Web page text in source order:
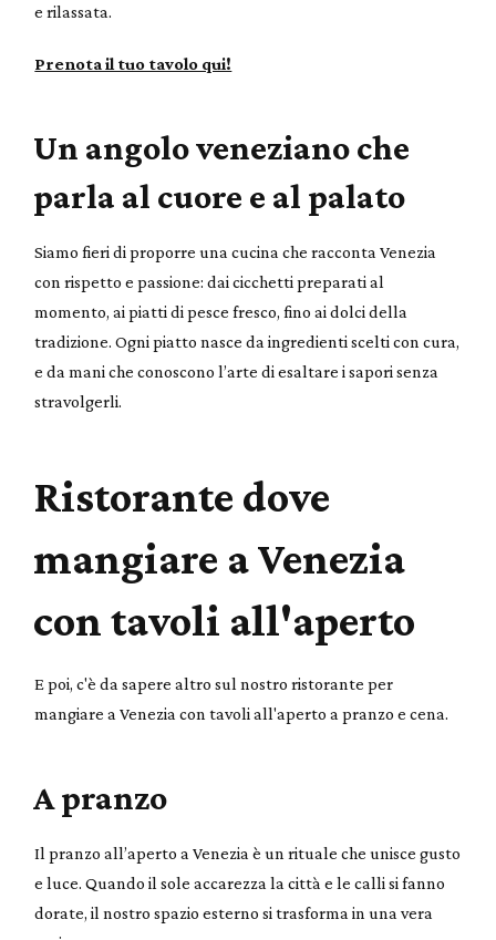
e rilassata.
Prenota il tuo tavolo qui!
Un angolo veneziano che
parla al cuore e al palato
Siamo fieri di proporre una cucina che racconta Venezia
con rispetto e passione: dai cicchetti preparati al
momento, ai piatti di pesce fresco, fino ai dolci della
tradizione. Ogni piatto nasce da ingredienti scelti con cura,
e da mani che conoscono l’arte di esaltare i sapori senza
stravolgerli.
Ristorante dove
mangiare a Venezia
con tavoli all'aperto
E poi, c'è da sapere altro sul nostro ristorante per
mangiare a Venezia con tavoli all'aperto a pranzo e cena.
A pranzo
Il pranzo all’aperto a Venezia è un rituale che unisce gusto
e luce. Quando il sole accarezza la città e le calli si fanno
dorate, il nostro spazio esterno si trasforma in una vera